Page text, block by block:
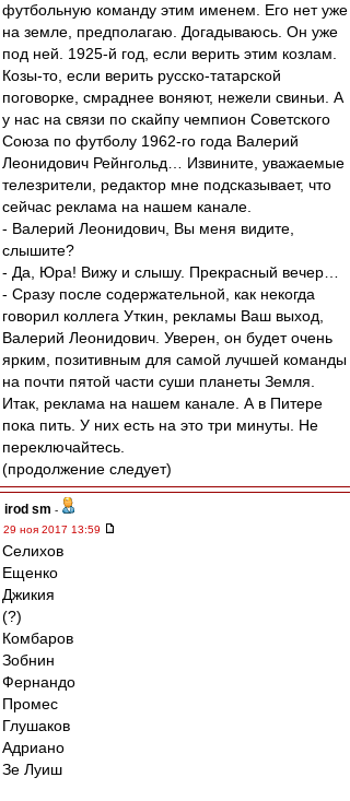
футбольную команду этим именем. Его нет уже
на земле, предполагаю. Догадываюсь. Он уже
под ней. 1925-й год, если верить этим козлам.
Козы-то, если верить русско-татарской
поговорке, смраднее воняют, нежели свиньи. А
у нас на связи по скайпу чемпион Советского
Союза по футболу 1962-го года Валерий
Леонидович Рейнгольд… Извините, уважаемые
телезрители, редактор мне подсказывает, что
сейчас реклама на нашем канале.
- Валерий Леонидович, Вы меня видите,
слышите?
- Да, Юра! Вижу и слышу. Прекрасный вечер…
- Сразу после содержательной, как некогда
говорил коллега Уткин, рекламы Ваш выход,
Валерий Леонидович. Уверен, он будет очень
ярким, позитивным для самой лучшей команды
на почти пятой части суши планеты Земля.
Итак, реклама на нашем канале. А в Питере
пока пить. У них есть на это три минуты. Не
переключайтесь.
(продолжение следует)
irod sm -
29 ноя 2017 13:59
Селихов
Ещенко
Джикия
(?)
Комбаров
Зобнин
Фернандо
Промес
Глушаков
Адриано
Зе Луиш